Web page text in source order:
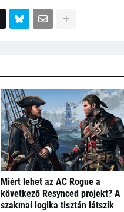
Miért lehet az AC Rogue a
következő Resynced projekt? A
szakmai logika tisztán látszik